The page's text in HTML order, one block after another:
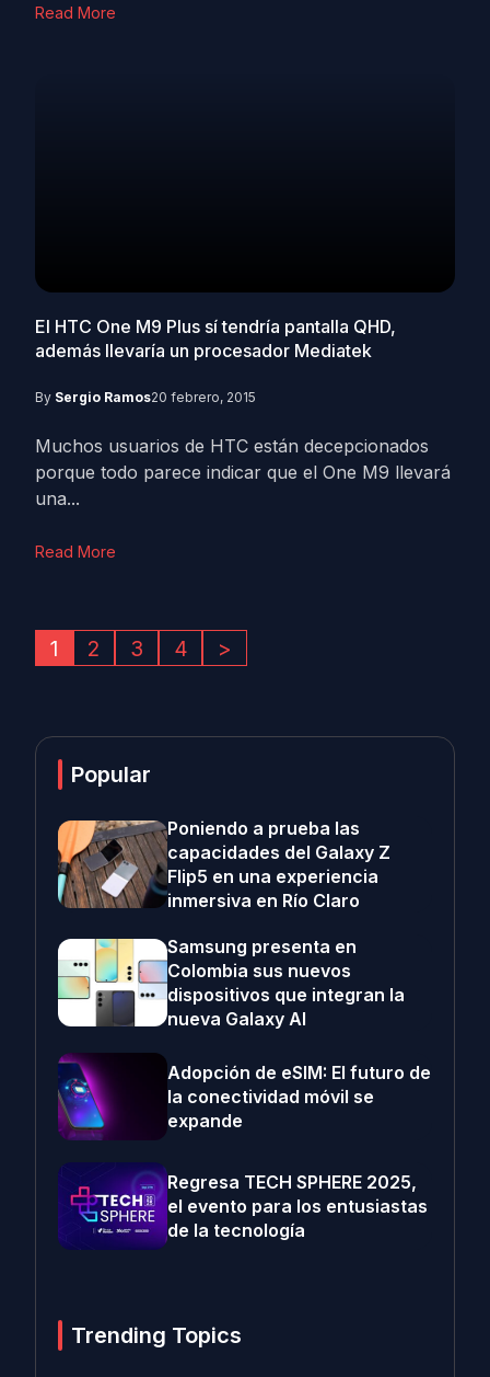
Read More
El HTC One M9 Plus sí tendría pantalla QHD,
además llevaría un procesador Mediatek
By Sergio Ramos20 febrero, 2015
Muchos usuarios de HTC están decepcionados
porque todo parece indicar que el One M9 llevará
una...
Read More
1 2 3 4 >
Popular
Poniendo a prueba las
capacidades del Galaxy Z
Flip5 en una experiencia
inmersiva en Río Claro
Samsung presenta en
Colombia sus nuevos
dispositivos que integran la
nueva Galaxy AI
Adopción de eSIM: El futuro de
la conectividad móvil se
expande
Regresa TECH SPHERE 2025,
el evento para los entusiastas
de la tecnología
Trending Topics